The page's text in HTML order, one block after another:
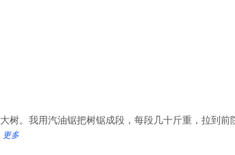
树。我用汽油锯把树锯成段，每段几十斤重，拉到
更多